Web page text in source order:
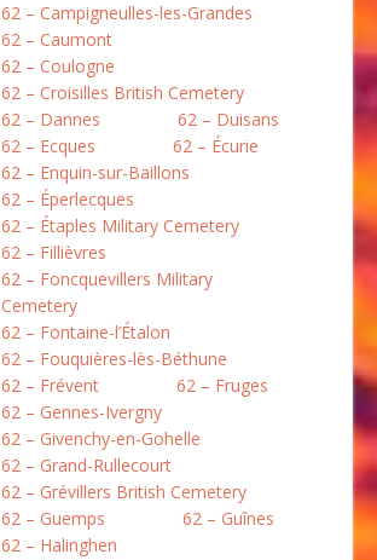
62 – Campigneulles-les-Grandes
62 – Caumont
62 – Coulogne
62 – Croisilles British Cemetery
62 – Dannes
62 – Duisans
62 – Ecques
62 – Écurie
62 – Enquin-sur-Baillons
62 – Éperlecques
62 – Étaples Military Cemetery
62 – Fillièvres
62 – Foncquevillers Military
Cemetery
62 – Fontaine-l’Étalon
62 – Fouquières-lès-Béthune
62 – Frévent
62 – Fruges
62 – Gennes-Ivergny
62 – Givenchy-en-Gohelle
62 – Grand-Rullecourt
62 – Grévillers British Cemetery
62 – Guemps
62 – Guînes
62 – Halinghen